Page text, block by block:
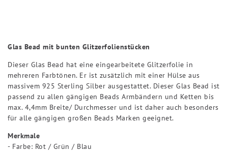
Glas Bead mit bunten Glitzerfolienstücken
Dieser Glas Bead hat eine eingearbeitete Glitzerfolie in
mehreren Farbtönen. Er ist zusätzlich mit einer Hülse aus
massivem 925 Sterling Silber ausgestattet. Dieser Glas Bead ist
passend zu allen gängigen Beads Armbändern und Ketten bis
max. 4,4mm Breite/ Durchmesser und ist daher auch besonders
für alle gängigen großen Beads Marken geeignet.
Merkmale
- Farbe: Rot / Grün / Blau